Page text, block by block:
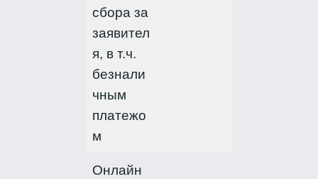
сбора за
заявител
я, в т.ч.
безнали
чным
платежо
м
Онлайн